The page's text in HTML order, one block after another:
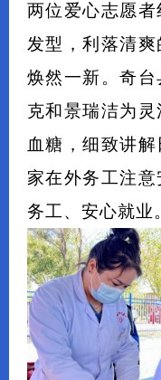
两位爱心志愿
发型，利落清
焕然一新。奇
克和景瑞洁为灵
血糖，细致讲
家在外务工注
务工、安心就业